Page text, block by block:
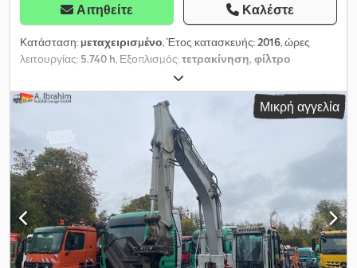
Αιτηθείτε Καλέστε
Κατάσταση: μεταχειρισμένο, Έτος κατασκευής:2016, ώρες
λειτουργίας: 5.740 h, Εξοπλισμός:τετρακίνηση, φίλτρο
, JCB κινητός εκσκαφέας 48 Z-1 Midi με ερπύστριες από
καουτσούκ & κοντό πίσω μέρος, κατηγορία 5 τόνων, από πρώτο
χέρι. Κλιματισμός, πρόσθετα αντίβαρα στο πίσω μέρος, μακρύς
βραχίονας - Knickmatic εκσκαφέας, υδραυλική προετοιμασία για
σφύρα μπροστά, βαλβίδα 6/2 κατευθύνσεων. 6 x διπλής ενέργειας
υδραυλικές συνδέσεις μπροστά. 2 ταχύτητες οδήγησης,
υδροστατική μετάδοση, 4κύλινδρος πετρελαιοκινητήρας,
ραδιόφωνο, προβολείς εργασίας, ανοιγόμενο παράθυρο.
Ταχυσύνδεσμος MS 3, ρυθμιζόμενος κάδος αποστράγγισης,
υδραυλική ισοπεδωτική λεπίδα. Καλή, φροντισμένη κατάσταση,
άμεσα έτοιμο για χρήση, χωρίς διαρροές, πάντα τακτικά
συντηρημένο. Crodpfxox Axu Ns Al Ref Τελευταίο service
Μικρή αγγελία